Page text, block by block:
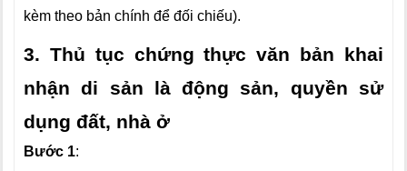
kèm theo bản chính để đối chiếu).
3. Thủ tục chứng thực văn bản khai
nhận di sản là động sản, quyền sử
dụng đất, nhà ở
Bước 1: